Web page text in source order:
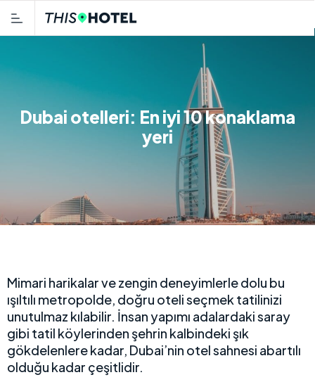
Dubai otelleri: En iyi 10 konaklama
yeri
Mimari harikalar ve zengin deneyimlerle dolu bu
ışıltılı metropolde, doğru oteli seçmek tatilinizi
unutulmaz kılabilir. İnsan yapımı adalardaki saray
gibi tatil köylerinden şehrin kalbindeki şık
gökdelenlere kadar, Dubai’nin otel sahnesi abartılı
olduğu kadar çeşitlidir.